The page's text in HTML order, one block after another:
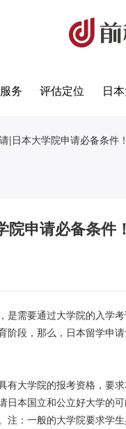
务 评估定位 日
|日本大学院申请必备条件
申请必备条件
需要通过大学院的入学考
阶段，那么，日本留学申
有大学院的报考资格，要
日本国立和公立好大学的
注：一般的大学院要求学